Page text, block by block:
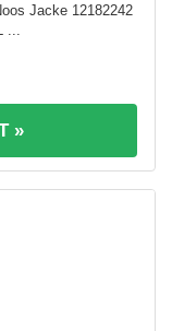
Jacke 12182242
»